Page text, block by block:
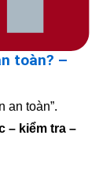
toàn? –
an toàn”.
– kiểm tra –